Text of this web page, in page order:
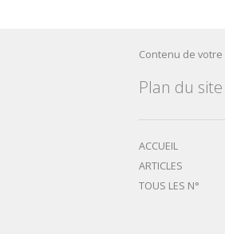
Contenu de votre
Plan du site
ACCUEIL
ARTICLES
TOUS LES N°